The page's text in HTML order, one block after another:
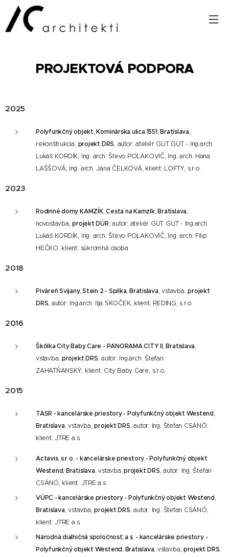
PROJEKTOVÁ PODPORA
2025
Polyfunkčný objekt, Kominárska ulica 1551, Bratislava,
rekonštrukcia, projekt DRS, autor: ateliér GUT GUT - Ing.arch.
Lukáš KORDÍK, Ing. arch. Števo POLAKOVIČ, Ing. arch. Hana
LAŠŠOVÁ, Ing. arch. Jana ČELKOVÁ, klient: LOFTY, s.r.o.
2023
Rodinné domy KAMZÍK, Cesta na Kamzík, Bratislava,
novostavba,projekt DÚR, autor: ateliér GUT GUT - Ing.arch.
Lukáš KORDÍK, Ing. arch. Števo POLAKOVIČ, Ing. arch. Filip
HEČKO, klient: súkromná osoba
2018
Piváreň Svijany, Stein 2 - Spilka, Bratislava, vstavba,projekt
DRS, autor: Ing.arch. Ilja SKOČEK, klient: REDING, s.r.o.
2016
Škôlka City Baby Care - PANORAMA CITY II, Bratislava,
vstavba, projekt DRS, autor: Ing.arch. Štefan
ZAHATŇANSKÝ, klient: City Baby Care, s.r.o.
2015
TASR - kancelárske priestory - Polyfunkčný objekt Westend,
Bratislava, vstavba,projekt DRS, autor: Ing. Štefan CSÁNÓ,
klient: JTRE a.s.
Actavis, s.r.o. - kancelárske priestory - Polyfunkčný objekt
Westend, Bratislava, vstavba, projekt DRS, autor: Ing. Štefan
CSÁNÓ, klient: JTRE a.s.
VÚPC - kancelárske priestory - Polyfunkčný objekt Westend,
Bratislava, vstavba,projekt DRS, autor: Ing. Štefan CSÁNÓ,
klient: JTRE a.s.
Národná diaľničná spoločnosť, a.s. - kancelárske priestory -
Polyfunkčný objekt Westend, Bratislava, vstavba, projekt DRS,